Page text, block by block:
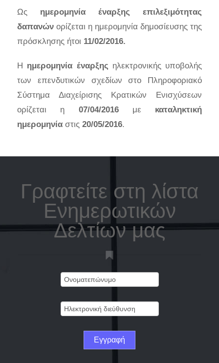
Ως ημερομηνία έναρξης επιλεξιμότητας
δαπανών ορίζεται η ημερομηνία δημοσίευσης της
πρόσκλησης ήτοι 11/02/2016.
Η ημερομηνία έναρξης ηλεκτρονικής υποβολής
των επενδυτικών σχεδίων στο Πληροφοριακό
Σύστημα Διαχείρισης Κρατικών Ενισχύσεων
ορίζεται η 07/04/2016με καταληκτική
ημερομηνία στις 20/05/2016.
Γραφτείτε στη λίστα
Ενημερωτικών
Δελτίων μας